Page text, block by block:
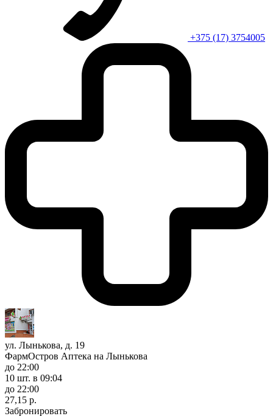
+375 (17) 3754005
ул. Лынькова, д. 19
ФармОстров Аптека на Лынькова
до 22:00
10 шт. в 09:04
до 22:00
27,15 р.
Забронировать